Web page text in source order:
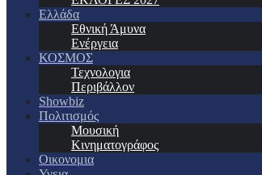
Ελλάδα
Εθνική Άμυνα
Ενέργεια
ΚΟΣΜΟΣ
Τεχνολογια
Περιβάλλον
Showbiz
Πολιτισμός
Μουσική
Κινηματογράφος
Οικονομια